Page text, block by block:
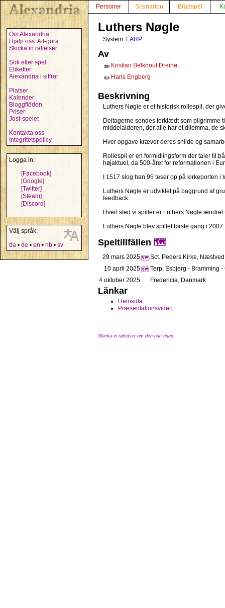
Om Alexandria
Hjälp oss: Att-göra
Skicka in rättelser
Sök efter spel
Etiketter
Alexandria i siffror
Platser
Kalender
Bloggflöden
Priser
Jost-spelet
Kontakta oss
Integritetspolicy
Logga in:
[Facebook]
[Google]
[Twitter]
[Steam]
[Discord]
Välj språk:
da • de • en • nb • sv
Personer Scenarion Brädspel
Luthers Nøgle
System: LARP
Av
✏️ Kristian Belkhout Dreinø
✏️ Hans Engberg
Beskrivning
Luthers Nøgle er et historisk rollespil, der
Deltagerne sendes forklædt som pilgrimme
middelalderen, der alle har et dilemma, de
Hver opgave kræver deres snilde og
Rollespil er en formidlingsform der taler til
højaktuel, da 500-året for reformationen i
I 1517 slog han 95 teser op på kirkeporten
Luthers Nøgle er udviklet på baggrund af
feedback.
Hvert sted vi spiller er Luthers Nøgle
Luthers Nøgle blev spillet første gang i
Speltillfällen 🗺️
29 mars 2025 🗺️Sct. Peders Kirke,
10 april 2025 🗺️Terp, Esbjerg - Bramming
4 oktober 2025
Fredericia, Danmark
Länkar
Hemsida
Præsentationsvideo
Skicka in rättelser om den här sidan